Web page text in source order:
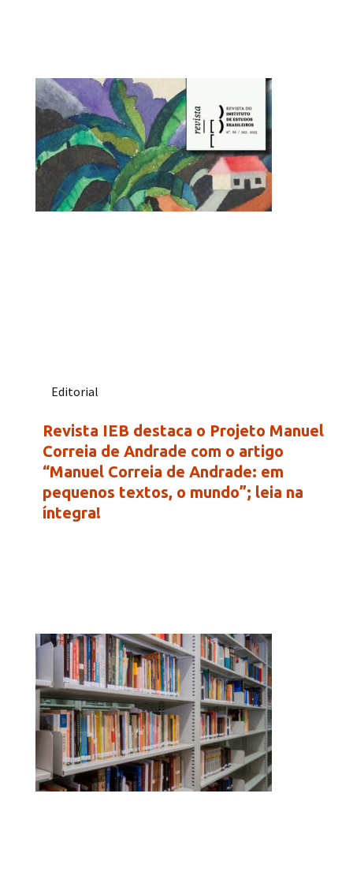
Editorial
Revista IEB destaca o Projeto Manuel
Correia de Andrade com o artigo
“Manuel Correia de Andrade: em
pequenos textos, o mundo”; leia na
íntegra!